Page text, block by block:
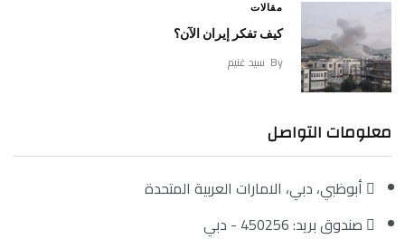
مقالات
كيف تفكر إيران الآن؟
By سيد غنيم
معلومات التواصل
أبوظبي، دبي، الامارات العربية المتحدة
صندوق بريد: 450256 - دبي